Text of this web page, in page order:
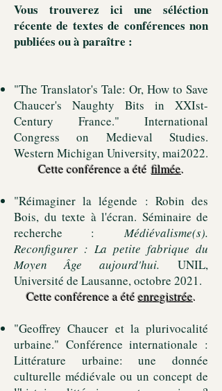
Vous trouverez ici une séléction
récente de textes de conférences non
publiées ou à paraître :
"The Translator's Tale: Or, How to Save
Chaucer's Naughty Bits in XXIst-
Century France." International
Congress on Medieval Studies.
Western Michigan University, mai2022.
Cette conférence a étéfilmée.
"Réimaginer la légende : Robin des
Bois, du texte à l'écran. Séminaire de
recherche :Médiévalisme(s).
Reconfigurer : La petite fabrique du
Moyen Âge aujourd'hui. UNIL,
Université de Lausanne, octobre 2021.
Cette conférence a étéenregistrée.
"Geoffrey Chaucer et la plurivocalité
urbaine." Conférence internationale :
Littérature urbaine: une donnée
culturelle médiévale ou un concept de